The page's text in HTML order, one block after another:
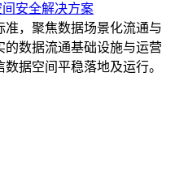
安全解决方案
准，聚焦数据场景化流通与
的数据流通基础设施与运营
据空间平稳落地及运行。